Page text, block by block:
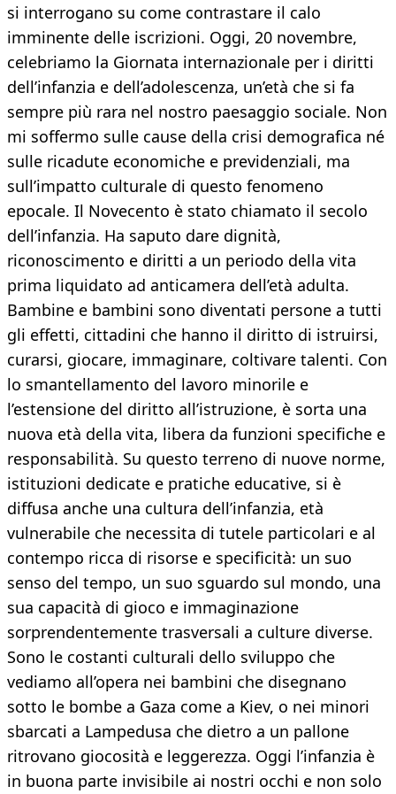
si interrogano su come contrastare il calo
imminente delle iscrizioni. Oggi, 20 novembre,
celebriamo la Giornata internazionale per i diritti
dell’infanzia e dell’adolescenza, un’età che si fa
sempre più rara nel nostro paesaggio sociale. Non
mi soffermo sulle cause della crisi demografica né
sulle ricadute economiche e previdenziali, ma
sull’impatto culturale di questo fenomeno
epocale. Il Novecento è stato chiamato il secolo
dell’infanzia. Ha saputo dare dignità,
riconoscimento e diritti a un periodo della vita
prima liquidato ad anticamera dell’età adulta.
Bambine e bambini sono diventati persone a tutti
gli effetti, cittadini che hanno il diritto di istruirsi,
curarsi, giocare, immaginare, coltivare talenti. Con
lo smantellamento del lavoro minorile e
l’estensione del diritto all’istruzione, è sorta una
nuova età della vita, libera da funzioni specifiche e
responsabilità. Su questo terreno di nuove norme,
istituzioni dedicate e pratiche educative, si è
diffusa anche una cultura dell’infanzia, età
vulnerabile che necessita di tutele particolari e al
contempo ricca di risorse e specificità: un suo
senso del tempo, un suo sguardo sul mondo, una
sua capacità di gioco e immaginazione
sorprendentemente trasversali a culture diverse.
Sono le costanti culturali dello sviluppo che
vediamo all’opera nei bambini che disegnano
sotto le bombe a Gaza come a Kiev, o nei minori
sbarcati a Lampedusa che dietro a un pallone
ritrovano giocosità e leggerezza. Oggi l’infanzia è
in buona parte invisibile ai nostri occhi e non solo